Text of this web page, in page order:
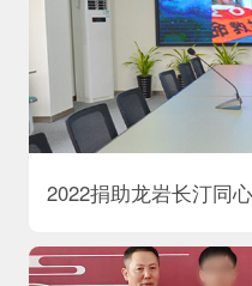
2022捐助龙岩长汀同